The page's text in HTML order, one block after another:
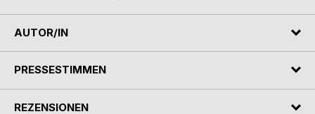
AUTOR/IN
PRESSESTIMMEN
REZENSIONEN